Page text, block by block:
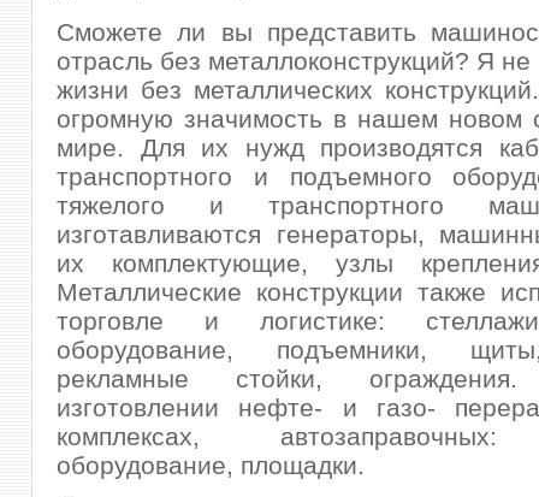
Сможете ли вы представить
отрасль без металлоконструкций? Я
жизни без металлических
огромную значимость в нашем новом
мире. Для их нужд производятся
транспортного и подъемного
тяжелого и транспортного
изготавливаются генераторы,
их комплектующие, узлы
Металлические конструкции также
торговле и логистике:
оборудование, подъемники,
рекламные стойки,
изготовлении нефте- и газо-
комплексах,
оборудование, площадки.